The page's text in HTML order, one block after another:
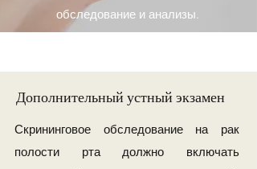
обследование и анализы.
Дополнительный устный экзамен
Скрининговое обследование на рак
полости рта должно включать